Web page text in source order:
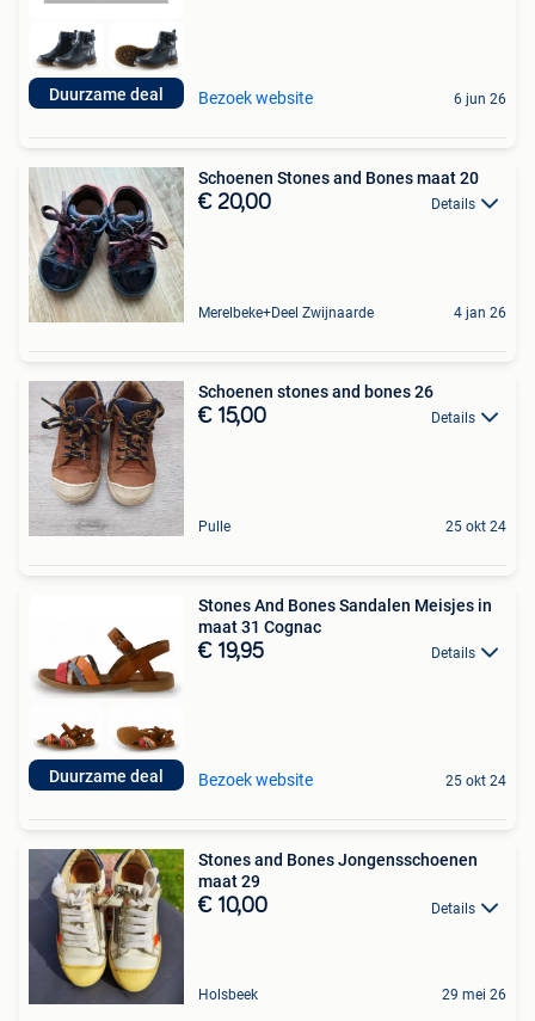
Duurzame deal Bezoek website 6 jun 26
Schoenen Stones and Bones maat 20
€ 20,00 Details
Merelbeke+Deel Zwijnaarde 4 jan 26
Schoenen stones and bones 26
€ 15,00 Details
Pulle 25 okt 24
Duurzame deal
Stones And Bones Sandalen Meisjes in
maat 31 Cognac
€ 19,95 Details
Bezoek website 25 okt 24
Stones and Bones Jongensschoenen
maat 29
€ 10,00 Details
Holsbeek 29 mei 26